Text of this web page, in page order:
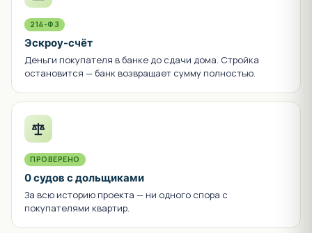
214-ФЗ
Эскроу-счёт
Деньги покупателя в банке до сдачи дома. Стройка
остановится — банк возвращает сумму полностью.
ПРОВЕРЕНО
0 судов с дольщиками
За всю историю проекта — ни одного спора с
покупателями квартир.